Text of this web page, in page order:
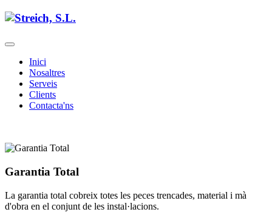
Inici
Nosaltres
Serveis
Clients
Contacta'ns
Garantia Total
La garantia total cobreix totes les peces trencades, material i mà
d'obra en el conjunt de les instal·lacions.